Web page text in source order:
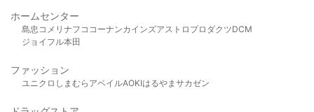
ホームセンター
島忠 コメリ ナフコ コーナンカインズアストロプロダクツDCM
ジョイフル本田
ファッション
ユニクロ しまむら アベイルAOKIはるやま サカゼン